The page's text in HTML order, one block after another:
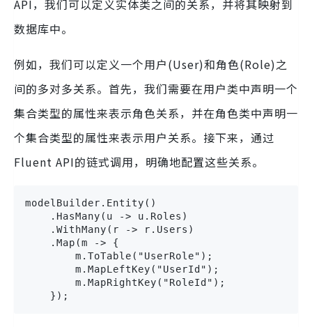
API，我们可以定义实体类之间的关系，并将其映射到
数据库中。
例如，我们可以定义一个用户(User)和角色(Role)之
间的多对多关系。首先，我们需要在用户类中声明一个
集合类型的属性来表示角色关系，并在角色类中声明一
个集合类型的属性来表示用户关系。接下来，通过
Fluent API的链式调用，明确地配置这些关系。
modelBuilder.Entity()
    .HasMany(u -> u.Roles)
    .WithMany(r -> r.Users)
    .Map(m -> {
        m.ToTable("UserRole");
        m.MapLeftKey("UserId");
        m.MapRightKey("RoleId");
    });